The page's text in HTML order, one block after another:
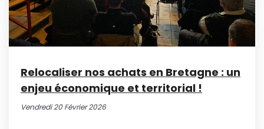
Relocaliser nos achats en Bretagne : un
enjeu économique et territorial !
Vendredi 20 Février 2026